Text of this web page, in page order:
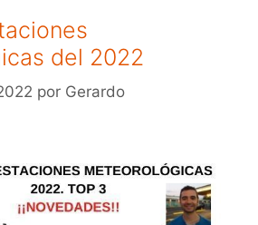
del 2022
por Gerardo